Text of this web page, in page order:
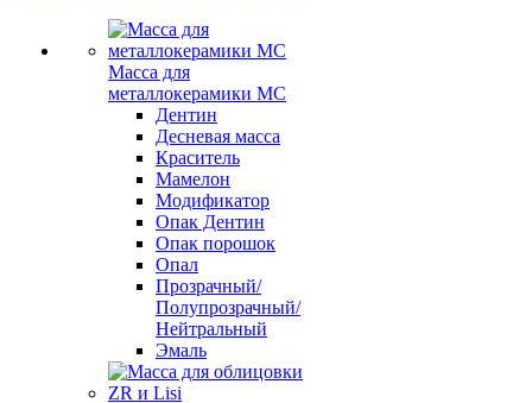
Масса для
металлокерамики MC
Дентин
Десневая масса
Краситель
Мамелон
Модификатор
Опак Дентин
Опак порошок
Опал
Прозрачный/
Полупрозрачный/
Нейтральный
Эмаль